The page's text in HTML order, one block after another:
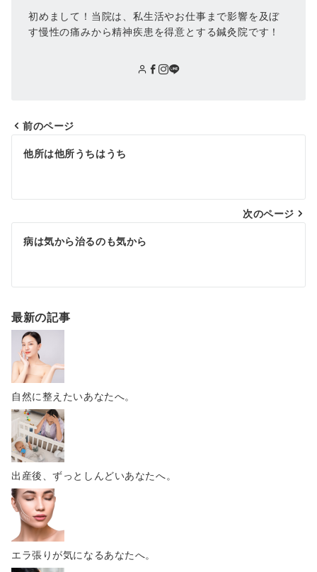
初めまして！当院は、私生活やお仕事まで影響を及ぼ
す慢性の痛みから精神疾患を得意とする鍼灸院です！
前のページ
他所は他所うちはうち
次のページ
病は気から治るのも気から
最新の記事
自然に整えたいあなたへ。
出産後、ずっとしんどいあなたへ。
エラ張りが気になるあなたへ。